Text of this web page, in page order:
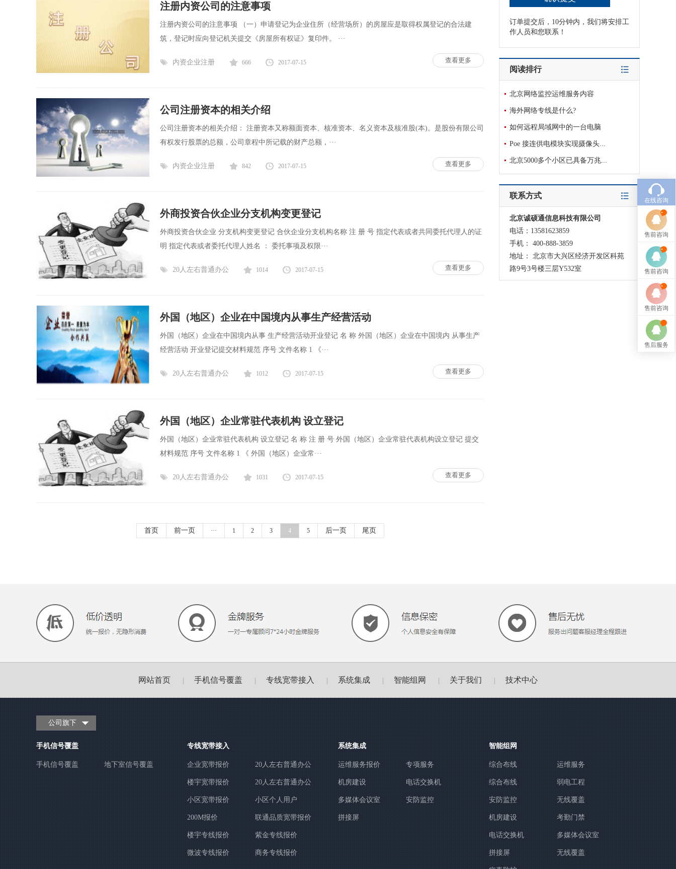
注册内资公司的注意事项
注册内资公司的注意事项 （一）申请登记为企业住所（经营场所）的房屋应是取得权属登记的合法建
筑，登记时应向登记机关提交《房屋所有权证》复印件。 ···
查看更多
内资企业注册 666 2017-07-15
公司注册资本的相关介绍
公司注册资本的相关介绍： 注册资本又称额面资本、核准资本、名义资本及核准股(本)。是股份有限公司
有权发行股票的总额，公司章程中所记载的财产总额，···
查看更多
内资企业注册 842 2017-07-15
外商投资合伙企业分支机构变更登记
外商投资合伙企业 分支机构变更登记 合伙企业分支机构名称 注 册 号 指定代表或者共同委托代理人的证
明 指定代表或者委托代理人姓名 ： 委托事项及权限···
查看更多
20人左右普通办公 1014 2017-07-15
外国（地区）企业在中国境内从事生产经营活动
外国（地区）企业在中国境内从事 生产经营活动开业登记 名 称 外国（地区）企业在中国境内 从事生产
经营活动 开业登记提交材料规范 序号 文件名称 1 《···
查看更多
20人左右普通办公 1012 2017-07-15
外国（地区）企业常驻代表机构 设立登记
外国（地区）企业常驻代表机构 设立登记 名 称 注 册 号 外国（地区）企业常驻代表机构设立登记 提交
材料规范 序号 文件名称 1 《 外国（地区）企业常···
查看更多
20人左右普通办公 1031 2017-07-15
首页 前一页 ··· 1 2 3 4 5 后一页 尾页
订单提交后，10分钟内，我们将安排工
作人员和您联系！
阅读排行
北京网络监控运维服务内容
海外网络专线是什么?
如何远程局域网中的一台电脑
Poe 接连供电模块实现摄像头...
北京5000多个小区已具备万兆...
联系方式
北京诚硕通信息科技有限公司
电话：13581623859
手机： 400-888-3859
地址： 北京市大兴区经济开发区科苑
路9号3号楼三层Y532室
网站首页 手机信号覆盖 专线宽带接入 系统集成 智能组网 关于我们 技术中心
公司旗下
手机信号覆盖
手机信号覆盖 地下室信号覆盖
专线宽带接入
企业宽带报价 20人左右普通办公
楼宇宽带报价 20人左右普通办公
小区宽带报价 小区个人用户
200M报价 联通品质宽带报价
楼宇专线报价 紫金专线报价
微波专线报价 商务专线报价
系统集成
运维服务报价 专项服务
机房建设 电话交换机
多媒体会议室 安防监控
拼接屏
智能组网
综合布线 运维服务
综合布线 弱电工程
安防监控 无线覆盖
机房建设 考勤门禁
电话交换机 多媒体会议室
拼接屏 无线覆盖
在线咨询
售前咨询
售前咨询
售前咨询
售后服务